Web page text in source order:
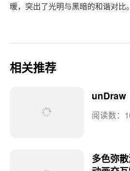
暖，突出了光明与黑暗的和谐对比。
相关推荐
unDraw
阅读数：
多色弥